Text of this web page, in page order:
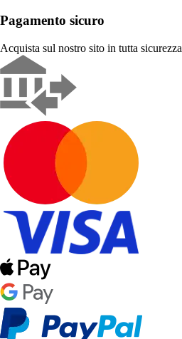
Pagamento sicuro
Acquista sul nostro sito in tutta sicurezza